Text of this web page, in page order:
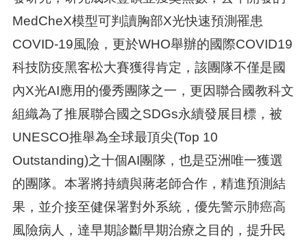
MedCheX模型可判讀胸部X光快速預測罹患
COVID-19風險，更於WHO舉辦的國際COVID19
科技防疫黑客松大賽獲得肯定，該團隊不僅是國
內X光AI應用的優秀團隊之一，更因聯合國教科文
組織為了推展聯合國之SDGs永續發展目標，被
UNESCO推舉為全球最頂尖(Top 10
Outstanding)之十個AI團隊，也是亞洲唯一獲選
的團隊。本署將持續與蔣老師合作，精進預測結
果，並介接至健保署對外系統，優先警示肺癌高
風險病人，達早期診斷早期治療之目的，提升民